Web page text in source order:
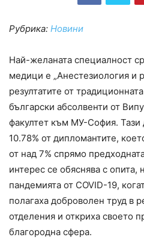
Рубрика: Новини
Най-желаната специалност
медици е „Анестезиология и
резултатите от
български абсолвенти от
факултет към МУ-София. Тази
10.78% от дипломантите,
от над 7% спрямо
интерес се обяснява с опита,
пандемията от COVID-19,
полагаха доброволен труд в
отделения и откриха своето
благородна сфера.